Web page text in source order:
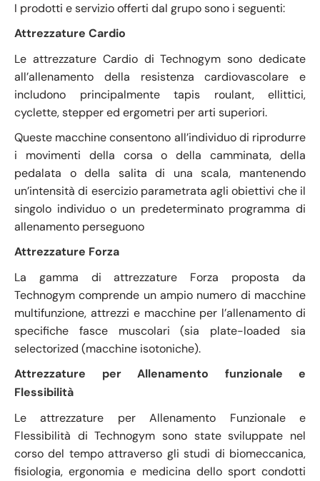
I prodotti e servizio offerti dal grupo sono i seguenti:
Attrezzature Cardio
Le attrezzature Cardio di Technogym sono dedicate
all’allenamento della resistenza cardiovascolare e
includono principalmente tapis roulant, ellittici,
cyclette, stepper ed ergometri per arti superiori.
Queste macchine consentono all’individuo di riprodurre
i movimenti della corsa o della camminata, della
pedalata o della salita di una scala, mantenendo
un’intensità di esercizio parametrata agli obiettivi che il
singolo individuo o un predeterminato programma di
allenamento perseguono
Attrezzature Forza
La gamma di attrezzature Forza proposta da
Technogym comprende un ampio numero di macchine
multifunzione, attrezzi e macchine per l’allenamento di
specifiche fasce muscolari (sia plate-loaded sia
selectorized (macchine isotoniche).
Attrezzature per Allenamento funzionale e
Flessibilità
Le attrezzature per Allenamento Funzionale e
Flessibilità di Technogym sono state sviluppate nel
corso del tempo attraverso gli studi di biomeccanica,
fisiologia, ergonomia e medicina dello sport condotti